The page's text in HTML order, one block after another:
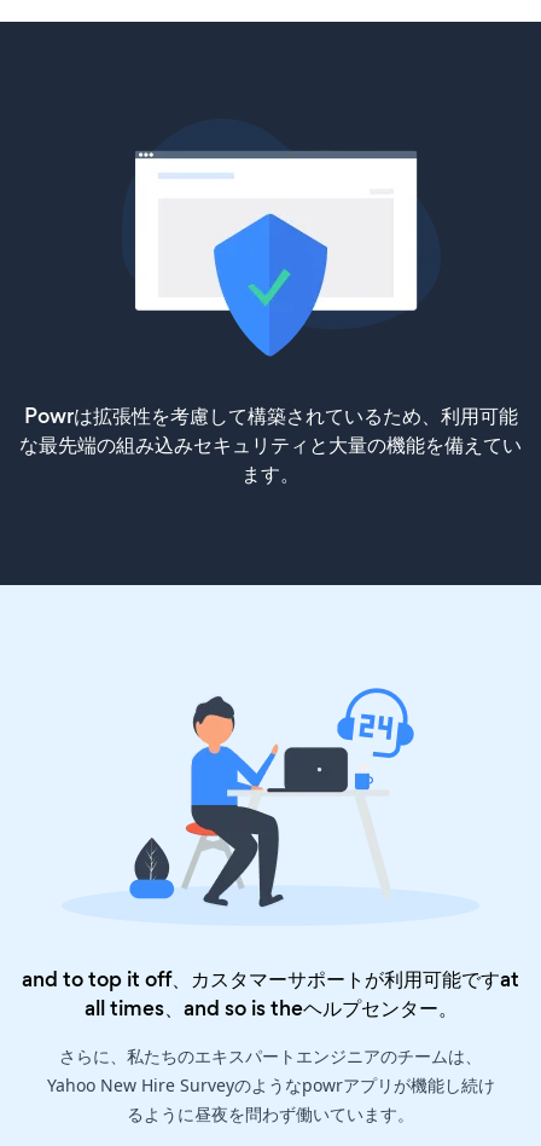
Powrは拡張性を考慮して構築されているため、利用可能
な最先端の組み込みセキュリティと大量の機能を備えてい
ます。
and to top it off、カスタマーサポートが利用可能ですat
all times、and so is theヘルプセンター。
さらに、私たちのエキスパートエンジニアのチームは、
Yahoo New Hire Surveyのようなpowrアプリが機能し続け
るように昼夜を問わず働いています。